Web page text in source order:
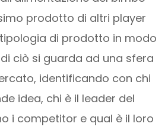
prodotto di altri player
di prodotto in modo
ciò si guarda ad una sfera
identificando con chi
idea, chi è il leader del
i competitor e qual è il loro